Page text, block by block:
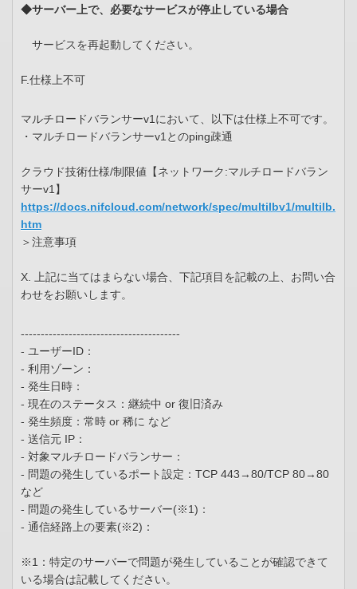
◆サーバー上で、必要なサービスが停止している場合
サービスを再起動してください。
F.仕様上不可
マルチロードバランサーv1において、以下は仕様上不可です。
・マルチロードバランサーv1とのping疎通
クラウド技術仕様/制限値【ネットワーク:マルチロードバラン
サーv1】
https://docs.nifcloud.com/network/spec/multilbv1/multilb.
htm
＞注意事項
X. 上記に当てはまらない場合、下記項目を記載の上、お問い合
わせをお願いします。
----------------------------------------
- ユーザーID：
- 利用ゾーン：
- 発生日時：
- 現在のステータス：継続中 or 復旧済み
- 発生頻度：常時 or 稀に など
- 送信元 IP：
- 対象マルチロードバランサー：
- 問題の発生しているポート設定：TCP 443→80/TCP 80→80
など
- 問題の発生しているサーバー(※1)：
- 通信経路上の要素(※2)：
※1：特定のサーバーで問題が発生していることが確認できて
いる場合は記載してください。